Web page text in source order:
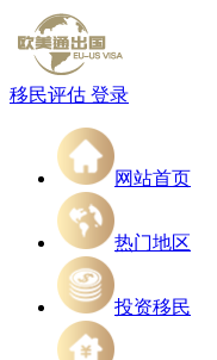
移民评估 登录
网站首页
热门地区
投资移民